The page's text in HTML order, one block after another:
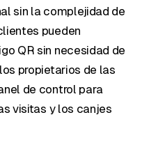
sin la complejidad de
pueden
QR sin necesidad de
propietarios de las
de control para
visitas y los canjes